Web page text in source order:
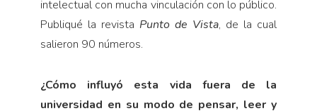
intelectual con mucha vinculación con lo público.
Publiqué la revista Punto de Vista, de la cual
salieron 90 números.
¿Cómo influyó esta vida fuera de la
universidad en su modo de pensar, leer y